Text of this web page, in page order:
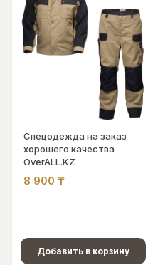
Спецодежда на заказ
хорошего качества
OverALL.KZ
8 900 ₸
Добавить в корзину